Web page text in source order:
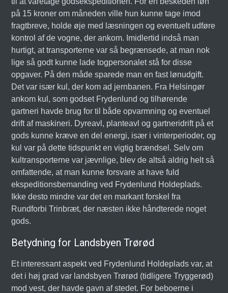
på 15 kroner om måneden ville hun kunne tage imod
fragtbreve, holde øje med læsningen og eventuelt udføre
kontrol af de vogne, der ankom. Imidlertid indså man
hurtigt, at transporterne var så begrænsede, at man nok
lige så godt kunne lade togpersonalet stå for disse
opgaver. På den måde sparede man en fast lønudgift.
Det var især kul, der kom ad jernbanen. Fra Helsingør
ankom kul, som godset Frydenlund og tilhørende
gartneri havde brug for til både opvarmning og eventuel
drift af maskineri. Dyreavl, planteavl og gartneridrift på et
gods kunne kræve en del energi, især i vinterperioder, og
kul var på dette tidspunkt en vigtig brændsel. Selv om
kultransporterne var jævnlige, blev de altså aldrig helt så
omfattende, at man kunne forsvare at have fuld
ekspeditionsbemanding ved Frydenlund Holdeplads.
Ikke desto mindre var det en markant forskel fra
Rundforbi Trinbræt, der næsten ikke håndterede noget
gods.
Betydning for Landsbyen Trørød
Et interessant aspekt ved Frydenlund Holdeplads var, at
det i høj grad var landsbyen Trørød (tidligere Tryggerød)
mod vest, der havde gavn af stedet. For beboerne i